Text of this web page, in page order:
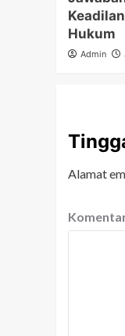
Hukum
Admin
Alamat